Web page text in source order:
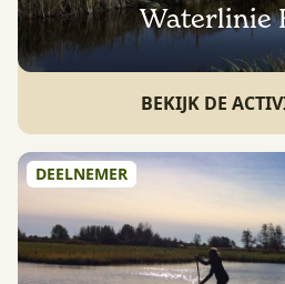
Waterlinie
BEKIJK DE
DEELNEMER